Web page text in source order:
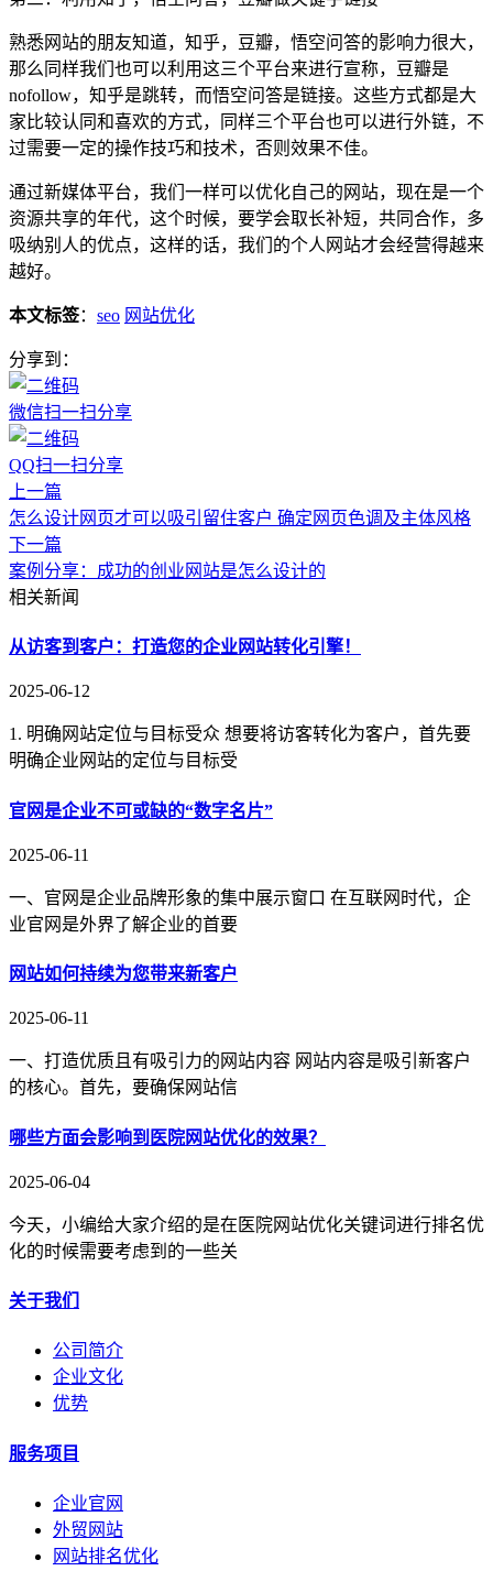
熟悉网站的朋友知道，知乎，豆瓣，悟空问答的影响力很大，
那么同样我们也可以利用这三个平台来进行宣称，豆瓣是
nofollow，知乎是跳转，而悟空问答是链接。这些方式都是大
家比较认同和喜欢的方式，同样三个平台也可以进行外链，不
过需要一定的操作技巧和技术，否则效果不佳。
通过新媒体平台，我们一样可以优化自己的网站，现在是一个
资源共享的年代，这个时候，要学会取长补短，共同合作，多
吸纳别人的优点，这样的话，我们的个人网站才会经营得越来
越好。
本文标签： seo 网站优化
分享到：
微信扫一扫分享
QQ扫一扫分享
上一篇
怎么设计网页才可以吸引留住客户 确定网页色调及主体风格
下一篇
案例分享：成功的创业网站是怎么设计的
相关新闻
从访客到客户：打造您的企业网站转化引擎！
2025-06-12
1. 明确网站定位与目标受众 想要将访客转化为客户，首先要
明确企业网站的定位与目标受
官网是企业不可或缺的“数字名片”
2025-06-11
一、官网是企业品牌形象的集中展示窗口 在互联网时代，企
业官网是外界了解企业的首要
网站如何持续为您带来新客户
2025-06-11
一、打造优质且有吸引力的网站内容 网站内容是吸引新客户
的核心。首先，要确保网站信
哪些方面会影响到医院网站优化的效果？
2025-06-04
今天，小编给大家介绍的是在医院网站优化关键词进行排名优
化的时候需要考虑到的一些关
关于我们
公司简介
企业文化
优势
服务项目
企业官网
外贸网站
网站排名优化